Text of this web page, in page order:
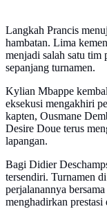
Langkah Prancis
hambatan. Lima
menjadi salah satu
sepanjang turnamen.
Kylian Mbappe
eksekusi mengakhiri
kapten, Ousmane
Desire Doue terus
lapangan.
Bagi Didier
tersendiri. Turnamen
perjalanannya
menghadirkan